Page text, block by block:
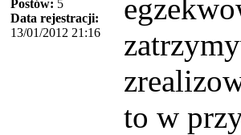
Postów: 5
Data rejestracji:
13/01/2012 21:16
to w